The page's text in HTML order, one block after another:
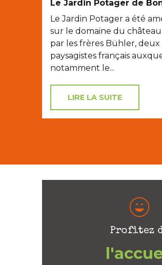
Le Jardin Potager de
Le Jardin Potager a été
sur le domaine du
par les frères Bühler,
paysagistes français
notamment le...
LIRE LA SUITE
Profitez